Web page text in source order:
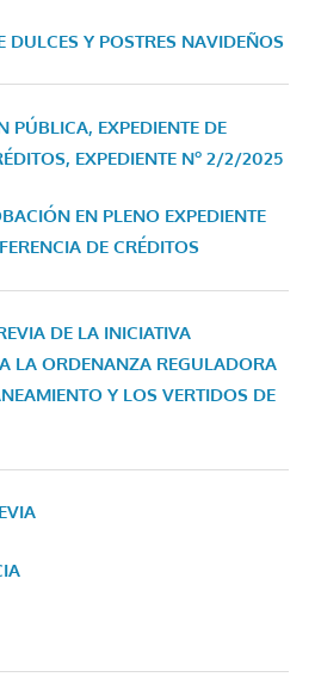
DULCES Y POSTRES NAVIDEÑOS
PÚBLICA, EXPEDIENTE DE
EXPEDIENTE Nº 2/2/2025
EN PLENO EXPEDIENTE
DE CRÉDITOS
DE LA INICIATIVA
LA ORDENANZA REGULADORA
Y LOS VERTIDOS DE